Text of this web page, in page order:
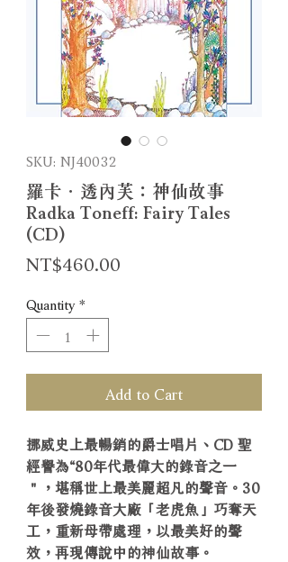
SKU: NJ40032
羅卡．透內芙：神仙故事
Radka Toneff: Fairy Tales
(CD)
NT$460.00
Quantity *
Add to Cart
挪威史上最暢銷的爵士唱片、CD 聖
經譽為“80年代最偉大的錄音之一
＂，堪稱世上最美麗超凡的聲音。30
年後發燒錄音大廠「老虎魚」巧奪天
工，重新母帶處理，以最美好的聲
效，再現傳說中的神仙故事。